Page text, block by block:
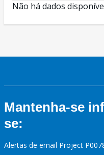
Não há dados
Mantenha-se
se:
Alertas de email Project